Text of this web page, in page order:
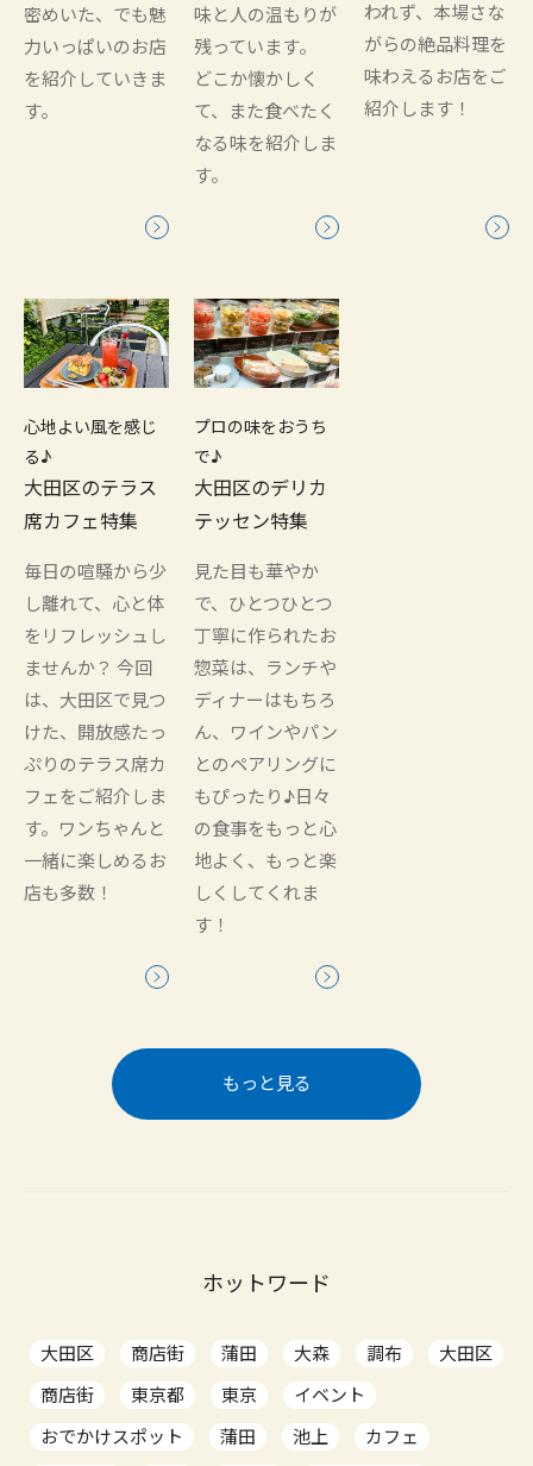
密めいた、でも魅
力いっぱいのお店
を紹介していきま
す。
味と人の温もりが
残っています。
どこか懐かしく
て、また食べたく
なる味を紹介しま
す。
われず、本場さな
がらの絶品料理を
味わえるお店をご
紹介します！
心地よい風を感じ
る♪
大田区のテラス
席カフェ特集
毎日の喧騒から少
し離れて、心と体
をリフレッシュし
ませんか？ 今回
は、大田区で見つ
けた、開放感たっ
ぷりのテラス席カ
フェをご紹介しま
す。ワンちゃんと
一緒に楽しめるお
店も多数！
プロの味をおうち
で♪
大田区のデリカ
テッセン特集
見た目も華やか
で、ひとつひとつ
丁寧に作られたお
惣菜は、ランチや
ディナーはもちろ
ん、ワインやパン
とのペアリングに
もぴったり♪日々
の食事をもっと心
地よく、もっと楽
しくしてくれま
す！
もっと見る
ホットワード
大田区 商店街 蒲田 大森 調布
大田区
商店街
東京都 東京
イベント
おでかけスポット
蒲田 池上
カフェ